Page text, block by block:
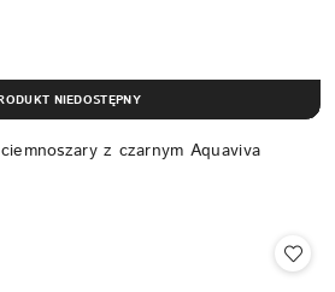
z czarnym Aquaviva
NIEDOSTĘPNY